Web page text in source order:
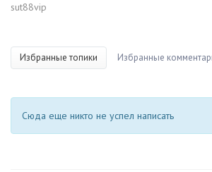
sut88vip
Избранные топики Избранные
Сюда еще никто не успел написать